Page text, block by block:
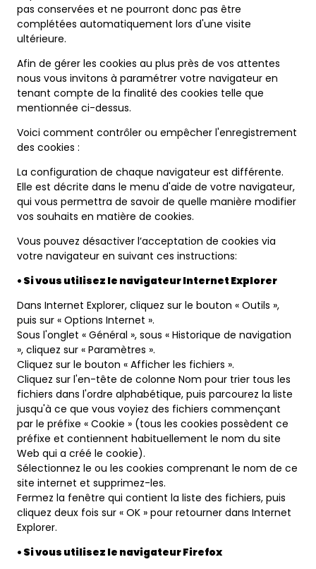
pas conservées et ne pourront donc pas être
complétées automatiquement lors d'une visite
ultérieure.
Afin de gérer les cookies au plus près de vos attentes
nous vous invitons à paramétrer votre navigateur en
tenant compte de la finalité des cookies telle que
mentionnée ci-dessus.
Voici comment contrôler ou empêcher l'enregistrement
des cookies :
La configuration de chaque navigateur est différente.
Elle est décrite dans le menu d'aide de votre navigateur,
qui vous permettra de savoir de quelle manière modifier
vos souhaits en matière de cookies.
Vous pouvez désactiver l’acceptation de cookies via
votre navigateur en suivant ces instructions:
• Si vous utilisez le navigateur Internet Explorer
Dans Internet Explorer, cliquez sur le bouton « Outils »,
puis sur « Options Internet ».
Sous l'onglet « Général », sous « Historique de navigation
», cliquez sur « Paramètres ».
Cliquez sur le bouton « Afficher les fichiers ».
Cliquez sur l'en-tête de colonne Nom pour trier tous les
fichiers dans l'ordre alphabétique, puis parcourez la liste
jusqu'à ce que vous voyiez des fichiers commençant
par le préfixe « Cookie » (tous les cookies possèdent ce
préfixe et contiennent habituellement le nom du site
Web qui a créé le cookie).
Sélectionnez le ou les cookies comprenant le nom de ce
site internet et supprimez-les.
Fermez la fenêtre qui contient la liste des fichiers, puis
cliquez deux fois sur « OK » pour retourner dans Internet
Explorer.
• Si vous utilisez le navigateur Firefox